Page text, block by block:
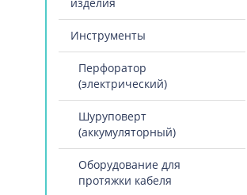
Инструменты
Перфоратор
(электрический)
Шуруповерт
(аккумуляторный)
Оборудование для
протяжки кабеля